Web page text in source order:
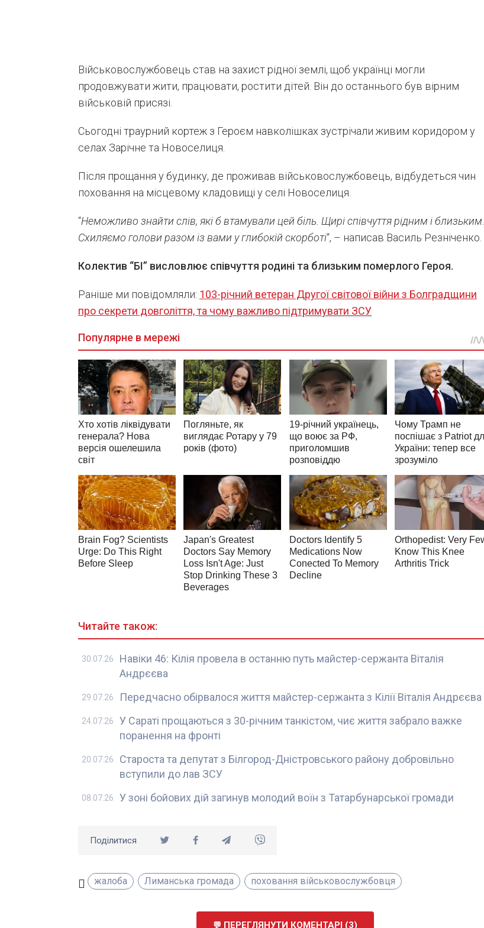
Військовослужбовець став на захист рідної землі, щоб українці могли
продовжувати жити, працювати, ростити дітей. Він до останнього був вірним
військовій присязі.
Сьогодні траурний кортеж з Героєм навколішках зустрічали живим коридором у
селах Зарічне та Новоселиця.
Після прощання у будинку, де проживав військовослужбовець, відбудеться чин
поховання на місцевому кладовищі у селі Новоселиця.
“Неможливо знайти слів, які б втамували цей біль. Щирі співчуття рідним і близьким.
Схиляємо голови разом із вами у глибокій скорботі“, – написав Василь Резніченко.
Колектив “БІ” висловлює співчуття родині та близьким померлого Героя.
Раніше ми повідомляли: 103-річний ветеран Другої світової війни з Болградщини
про секрети довголіття, та чому важливо підтримувати ЗСУ
Читайте також:
Навіки 46: Кілія провела в останню путь майстер-сержанта Віталія
Андрєєва
30.07.26
Передчасно обірвалося життя майстер-сержанта з Кілії Віталія Андрєєва
29.07.26
У Сараті прощаються з 30-річним танкістом, чиє життя забрало важке
поранення на фронті
24.07.26
Староста та депутат з Білгород-Дністровського району добровільно
вступили до лав ЗСУ
20.07.26
У зоні бойових дій загинув молодий воїн з Татарбунарської громади
08.07.26
Поділитися
жалоба Лиманська громада поховання військовослужбовця
ПЕРЕГЛЯНУТИ КОМЕНТАРІ (3)